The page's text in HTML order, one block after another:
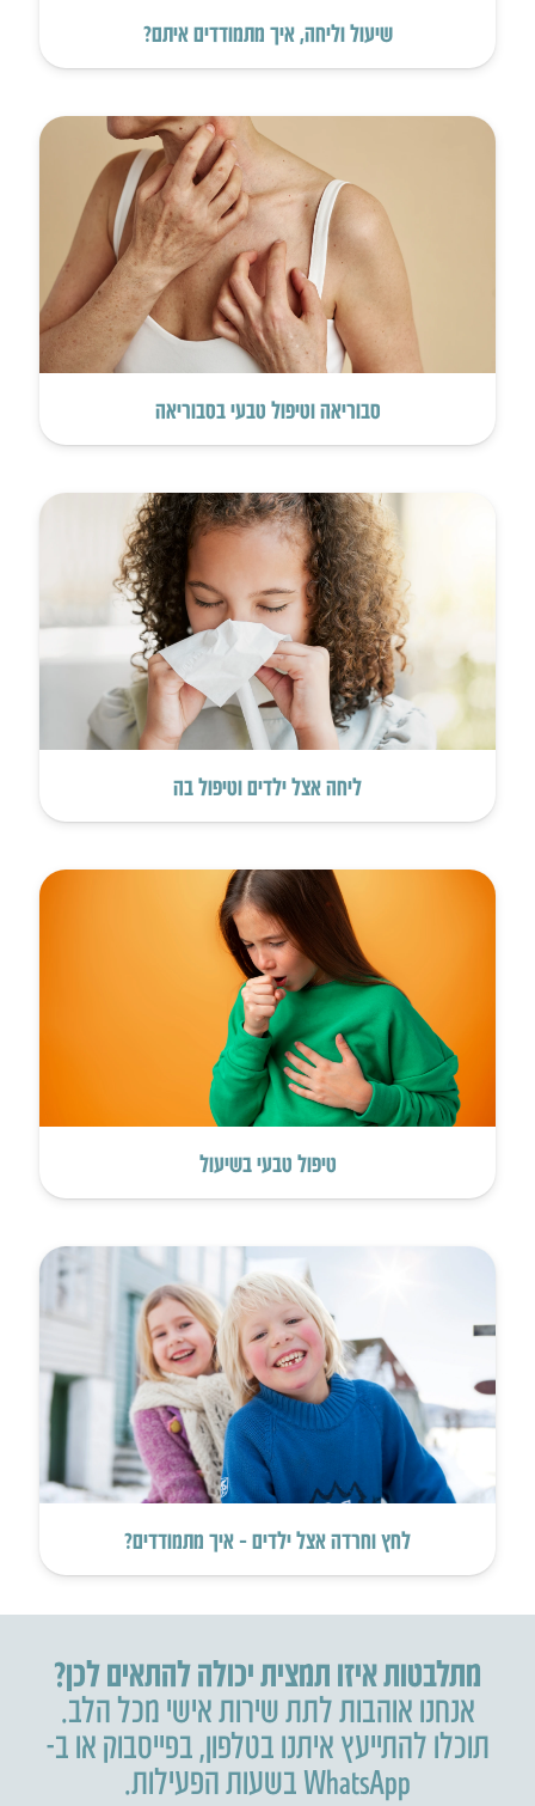
שיעול וליחה, איך מתמודדים איתם?
סבוריאה וטיפול טבעי בסבוריאה
ליחה אצל ילדים וטיפול בה
טיפול טבעי בשיעול
לחץ וחרדה אצל ילדים – איך מתמודדים?
מתלבטות איזו תמצית יכולה להתאים לכן?
אנחנו אוהבות לתת שירות אישי מכל הלב.
תוכלו להתייעץ איתנו בטלפון,בפייסבוק או ב-
WhatsApp בשעות הפעילות.